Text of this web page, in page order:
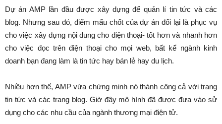
Dự án AMP lần đầu được xây dựng để quản lí tin tức và các
blog. Nhưng sau đó, điểm mấu chốt của dự án đổi lại là phục vụ
cho việc xây dựng nội dung cho điện thoại- tốt hơn và nhanh hơn
cho việc đọc trên điện thoại cho mọi web, bất kể ngành kinh
doanh bạn đang làm là tin tức hay bán lẻ hay du lịch.
Nhiều hơn thế, AMP vừa chứng minh nó thành công cả với trang
tin tức và các trang blog. Giờ đây mô hình đã được đưa vào sử
dụng cho các nhu cầu của ngành thương mại điện tử.